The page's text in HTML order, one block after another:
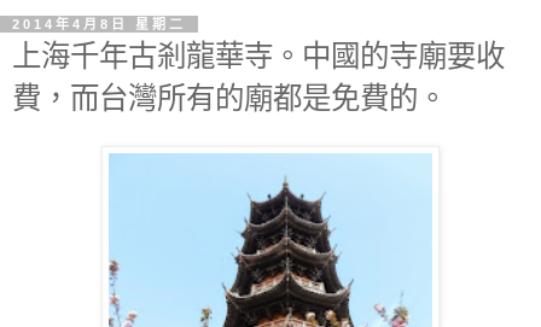
2014年4月8日 星期二
上海千年古剎龍華寺。中國的寺廟要收
費，而台灣所有的廟都是免費的。